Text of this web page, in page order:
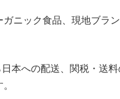
ニック食品、現地ブラ
本への配送、関税・送